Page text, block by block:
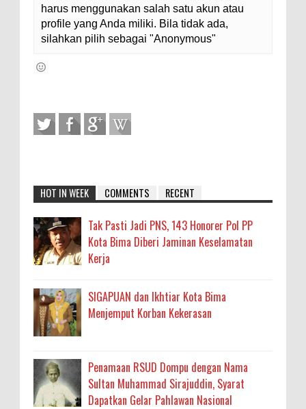
harus menggunakan salah satu akun atau
profile yang Anda miliki. Bila tidak ada,
silahkan pilih sebagai "Anonymous"
HOT IN WEEK COMMENTS RECENT
Tak Pasti Jadi PNS, 143 Honorer Pol PP
Kota Bima Diberi Jaminan Keselamatan
Kerja
SIGAPUAN dan Ikhtiar Kota Bima
Menjemput Korban Kekerasan
Penamaan RSUD Dompu dengan Nama
Sultan Muhammad Sirajuddin, Syarat
Dapatkan Gelar Pahlawan Nasional